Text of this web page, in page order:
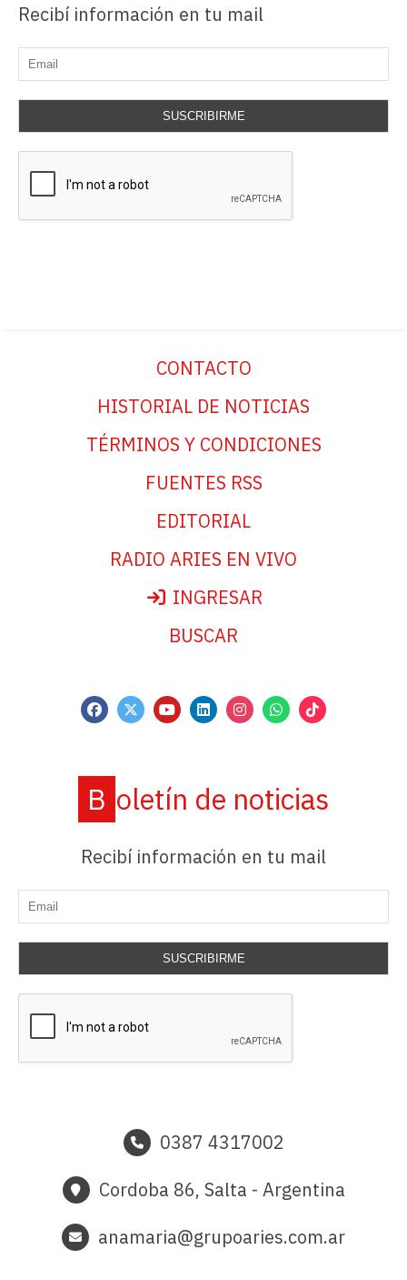
Recibí información en tu mail
SUSCRIBIRME
CONTACTO
HISTORIAL DE NOTICIAS
TÉRMINOS Y CONDICIONES
FUENTES RSS
EDITORIAL
RADIO ARIES EN VIVO
INGRESAR
BUSCAR
Boletín de noticias
Recibí información en tu mail
SUSCRIBIRME
0387 4317002
Cordoba 86, Salta - Argentina
anamaria@grupoaries.com.ar